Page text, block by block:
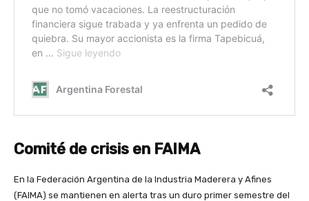
Comité de crisis en FAIMA
En la Federación Argentina de la Industria Maderera y Afines
(FAIMA) se mantienen en alerta tras un duro primer semestre del